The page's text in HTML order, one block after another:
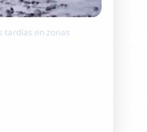
tardías en zonas